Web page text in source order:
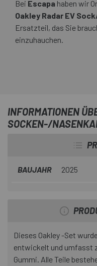
Bei Escapa haben wir
Oakley Radar EV
Ersatzteil, das Sie
einzuhauchen.
INFORMATIONEN
SOCKEN-/
BAUJAHR 2025
Dieses Oakley -Set
entwickelt und umfasst
Gummi. Alle Teile